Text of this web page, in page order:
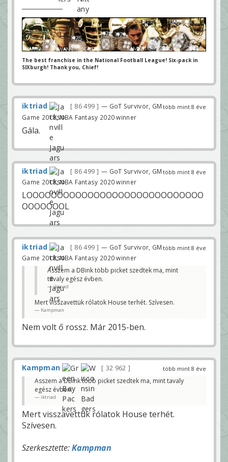
The best franchise in the National Football League! Six-pack in
SIXburgh! Thank you, Chief!
több mint 8 éve
iktriad 86 499
— GoT Survivor, GM
Game 2018, NBA Fantasy 2020 winner
Gála.
több mint 8 éve
iktriad 86 499
— GoT Survivor, GM
Game 2018, NBA Fantasy 2020 winner
LOOOOOOOOOOOOOOOOOOOOOOOOOOOOO
OOOOOOOL
több mint 8 éve
iktriad 86 499
— GoT Survivor, GM
Game 2018, NBA Fantasy 2020 winner
Asszem a DBink több picket szedtek ma, mint
tavaly egész évben.
iktriad
Mert visszavettük rólatok House terhét. Szívesen.
Kampman
Nem volt ő rossz. Már 2015-ben.
több mint 8 éve
Kampman
32 962
Asszem a DBink több picket szedtek ma, mint tavaly
egész évben.
iktriad
Mert visszavettük rólatok House terhét.
Szívesen.
Szerkesztette:Kampman